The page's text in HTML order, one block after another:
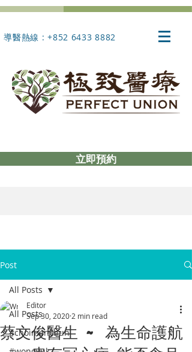
導醫熱線 : +852 6433 8882
立即預約
Post
All Posts
#choimanchun
All Posts
蔡文俊醫生 ~ 為生命護航
Editor
Sep 30, 2020 2 min read